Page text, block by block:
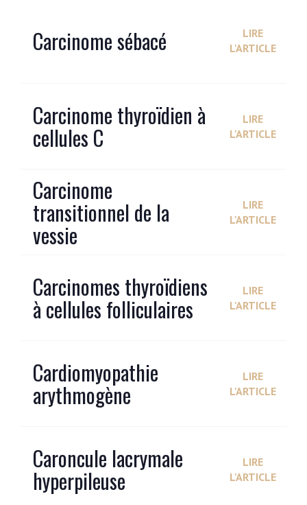
Carcinome sébacé
LIRE
L'ARTICLE
Carcinome thyroïdien à
cellules C
LIRE
L'ARTICLE
Carcinome
transitionnel de la
vessie
LIRE
L'ARTICLE
Carcinomes thyroïdiens
à cellules folliculaires
LIRE
L'ARTICLE
Cardiomyopathie
arythmogène
LIRE
L'ARTICLE
Caroncule lacrymale
hyperpileuse
LIRE
L'ARTICLE